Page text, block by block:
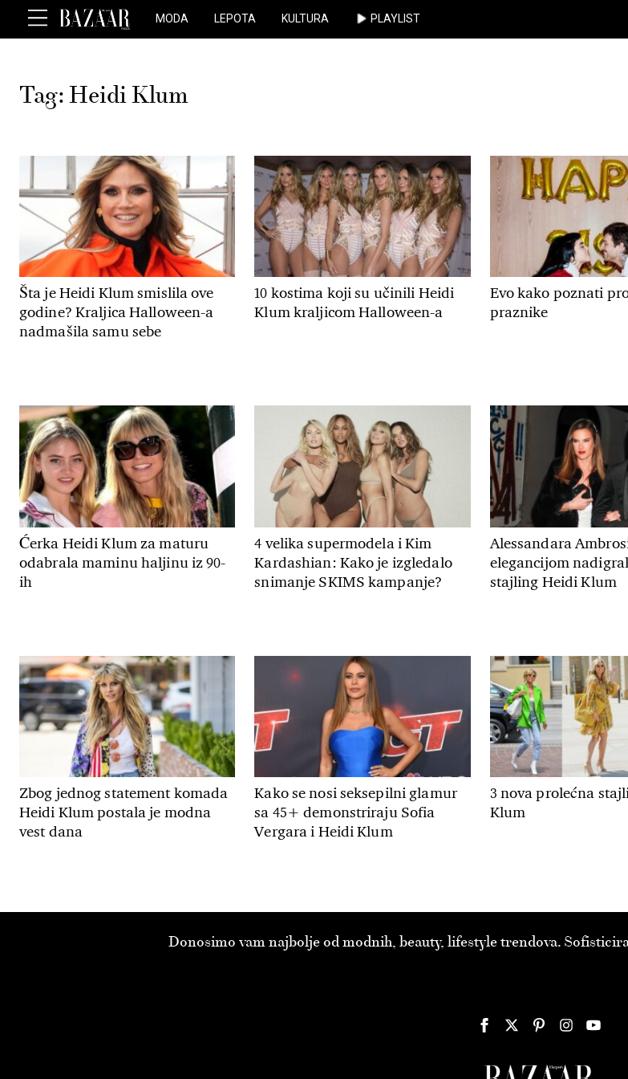
MODA LEPOTA KULTURA PLAYLIST
Tag:Heidi Klum
Šta je Heidi Klum smislila ove
godine? Kraljica Halloween-a
nadmašila samu sebe
10 kostima koji su učinili Heidi
Klum kraljicom Halloween-a
Evo kako poznati
praznike
Ćerka Heidi Klum za maturu
odabrala maminu haljinu iz 90-
ih
4 velika supermodela i Kim
Kardashian: Kako je izgledalo
snimanje SKIMS kampanje?
Alessandara
elegancijom
stajling Heidi Klum
Zbog jednog statement komada
Heidi Klum postala je modna
vest dana
Kako se nosi seksepilni glamur
sa 45+ demonstriraju Sofia
Vergara i Heidi Klum
3 nova prolećna
Klum
Donosimo vam najbolje od modnih, beauty, lifestyle trendova.